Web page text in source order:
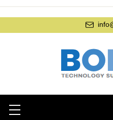
Hľadať
Menu